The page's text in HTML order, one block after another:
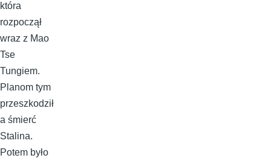
która
rozpoczął
wraz z Mao
Tse
Tungiem.
Planom tym
przeszkodził
a śmierć
Stalina.
Potem było